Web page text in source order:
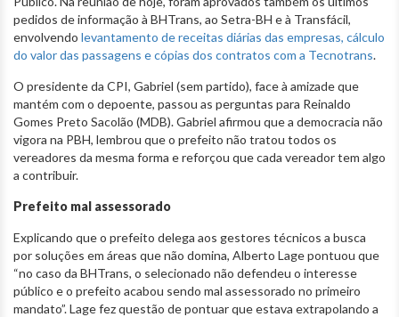
pedidos de informação à BHTrans, ao Setra-BH e à Transfácil,
envolvendo levantamento de receitas diárias das empresas, cálculo
do valor das passagens e cópias dos contratos com a Tecnotrans.
O presidente da CPI, Gabriel (sem partido), face à amizade que
mantém com o depoente, passou as perguntas para Reinaldo
Gomes Preto Sacolão (MDB). Gabriel afirmou que a democracia não
vigora na PBH, lembrou que o prefeito não tratou todos os
vereadores da mesma forma e reforçou que cada vereador tem algo
a contribuir.
Prefeito mal assessorado
Explicando que o prefeito delega aos gestores técnicos a busca
por soluções em áreas que não domina, Alberto Lage pontuou que
“no caso da BHTrans, o selecionado não defendeu o interesse
público e o prefeito acabou sendo mal assessorado no primeiro
mandato”. Lage fez questão de pontuar que estava extrapolando a